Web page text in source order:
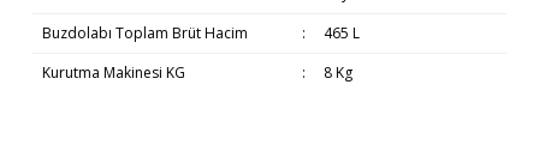
Buzdolabı Toplam Brüt Hacim
:
465 L
Kurutma Makinesi KG
: 8 Kg